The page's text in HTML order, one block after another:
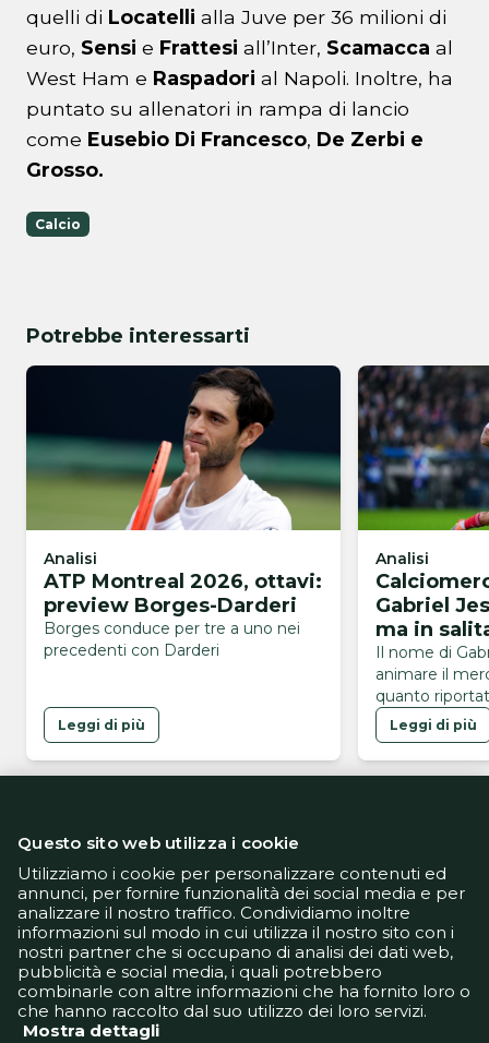
quelli di Locatelli alla Juve per 36 milioni di
euro, Sensi e Frattesi all’Inter, Scamacca al
West Ham e Raspadori al Napoli. Inoltre, ha
puntato su allenatori in rampa di lancio
come Eusebio Di Francesco, De Zerbi e
Grosso.
Calcio
Potrebbe interessarti
Analisi
ATP Montreal 2026, ottavi:
preview Borges-Darderi
Borges conduce per tre a uno nei
precedenti con Darderi
Leggi di più
Analisi
Gabriel
ma in
ostacoli
Il nome di
animare il
quanto
brasiliano GE,
dell’Arsenal
del Napoli,
Gunners sono
soltanto …
Leggi di più
Informativa Privacy
Informativa Cookie
Tech App
Gestione preferenze
support@goldbetlive.it
Questo sito web utilizza i cookie
Utilizziamo i cookie per personalizzare contenuti ed
annunci, per fornire funzionalità dei social media e per
analizzare il nostro traffico. Condividiamo inoltre
informazioni sul modo in cui utilizza il nostro sito con i
nostri partner che si occupano di analisi dei dati web,
pubblicità e social media, i quali potrebbero
combinarle con altre informazioni che ha fornito loro o
che hanno raccolto dal suo utilizzo dei loro servizi.
Mostra dettagli